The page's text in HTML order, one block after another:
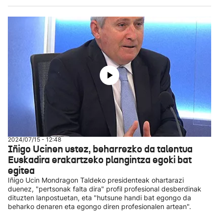
2024/07/15 - 12:48
Iñigo Ucinen ustez, beharrezko da talentua
Euskadira erakartzeko plangintza egoki bat
egitea
Iñigo Ucin Mondragon Taldeko presidenteak ohartarazi
duenez, "pertsonak falta dira" profil profesional desberdinak
dituzten lanpostuetan, eta "hutsune handi bat egongo da
beharko denaren eta egongo diren profesionalen artean".